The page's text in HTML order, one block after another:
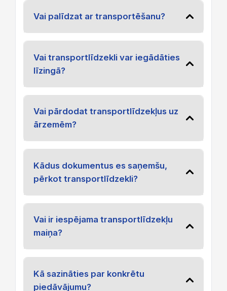
Vai palīdzat ar transportēšanu?
Vai transportlīdzekli var iegādāties
līzingā?
Vai pārdodat transportlīdzekļus uz
ārzemēm?
Kādus dokumentus es saņemšu,
pērkot transportlīdzekli?
Vai ir iespējama transportlīdzekļu
maiņa?
Kā sazināties par konkrētu
piedāvājumu?